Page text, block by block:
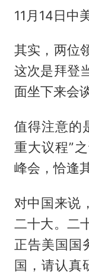
11月14日中
其实，两位
这次是拜登
面坐下来会谈
值得注意的
重大议程”
峰会，恰逢
对中国来说
二十大。二
正告美国国
国，请认真